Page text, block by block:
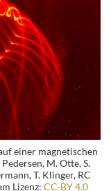
einer magnetischen
M. Otte, S.
T. Klinger, RC
Lizenz: CC-BY 4.0